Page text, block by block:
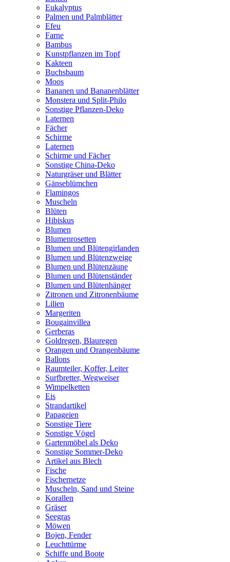
Eukalyptus
Palmen und Palmblätter
Efeu
Farne
Bambus
Kunstpflanzen im Topf
Kakteen
Buchsbaum
Moos
Bananen und Bananenblätter
Monstera und Split-Philo
Sonstige Pflanzen-Deko
Laternen
Fächer
Schirme
Laternen
Schirme und Fächer
Sonstige China-Deko
Naturgräser und Blätter
Gänseblümchen
Flamingos
Muscheln
Blüten
Hibiskus
Blumen
Blumenrosetten
Blumen und Blütengirlanden
Blumen und Blütenzweige
Blumen und Blütenzäune
Blumen und Blütenständer
Blumen und Blütenhänger
Zitronen und Zitronenbäume
Lilien
Margeriten
Bougainvillea
Gerberas
Goldregen, Blauregen
Orangen und Orangenbäume
Ballons
Raumteiler, Koffer, Leiter
Surfbretter, Wegweiser
Wimpelketten
Eis
Strandartikel
Papageien
Sonstige Tiere
Sonstige Vögel
Gartenmöbel als Deko
Sonstige Sommer-Deko
Artikel aus Blech
Fische
Fischernetze
Muscheln, Sand und Steine
Korallen
Gräser
Seegras
Möwen
Bojen, Fender
Leuchttürme
Schiffe und Boote